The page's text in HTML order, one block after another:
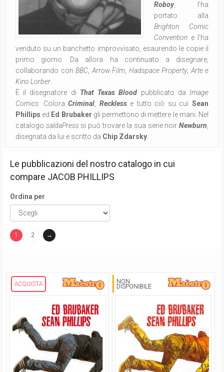
Roboy, l’ha
portato alla
Brighton Comic
Convention e l’ha
venduto su un banchetto improvvisato, esaurendo le copie il
primo giorno. Da allora ha continuato a disegnare,
collaborando con BBC Arrow Film Hadspace Property, Arte e
Kino Lorber
È il disegnatore di That Texas Blood pubblicato da Image
Comics . ColoraCriminal Recklesse tutto ciò su cuiSean
Phillips ed Ed Brubaker gli permettono di mettere le mani. Nel
catalogo saldaPresssi può trovare la sua serie noirNewburn
disegnata da lui e scritto da Chip Zdarsky
Le pubblicazioni del nostro catalogo in cui
compare JACOB PHILLIPS
Ordina per
1
2 →
ACQUISTA NON
DISPONIBILE